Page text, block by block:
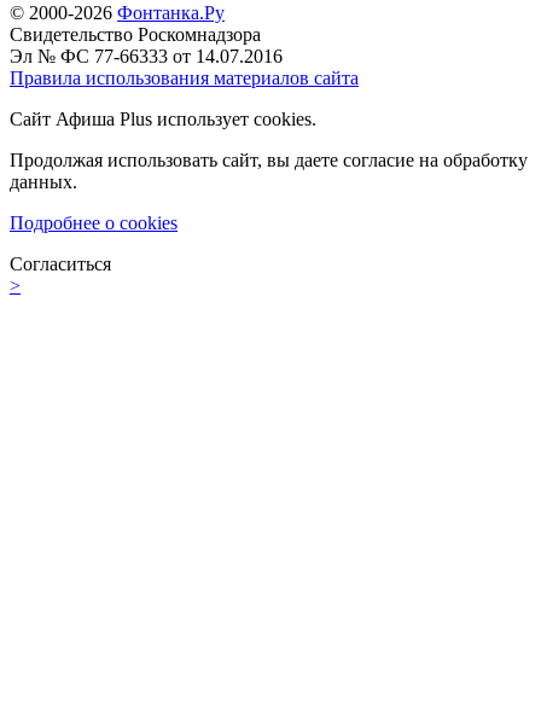
© 2000-2026 Фонтанка.Ру
Свидетельство Роскомнадзора
Эл № ФС 77-66333 от 14.07.2016
Правила использования материалов сайта
Сайт Афиша Plus использует cookies.
Продолжая использовать сайт, вы даете согласие на обработку
данных.
Подробнее о cookies
Согласиться
>